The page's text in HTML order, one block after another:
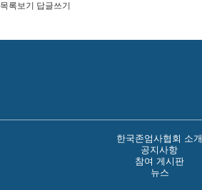
목록보기 답글쓰기
한국존엄사협회 소개
공지사항
참여 게시판
뉴스